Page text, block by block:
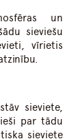
un
sieviešu
vīrietis
sieviete,
par tādu
sieviete